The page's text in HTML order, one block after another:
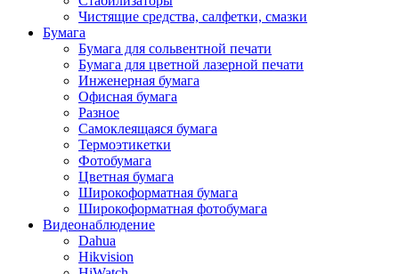
Чистящие средства, салфетки, смазки
Бумага
Бумага для сольвентной печати
Бумага для цветной лазерной печати
Инженерная бумага
Офисная бумага
Разное
Самоклеящаяся бумага
Термоэтикетки
Фотобумага
Цветная бумага
Широкоформатная бумага
Широкоформатная фотобумага
Видеонаблюдение
Dahua
Hikvision